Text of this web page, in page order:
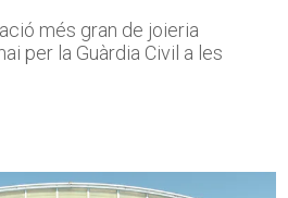
més gran de joieria
per la Guàrdia Civil a les